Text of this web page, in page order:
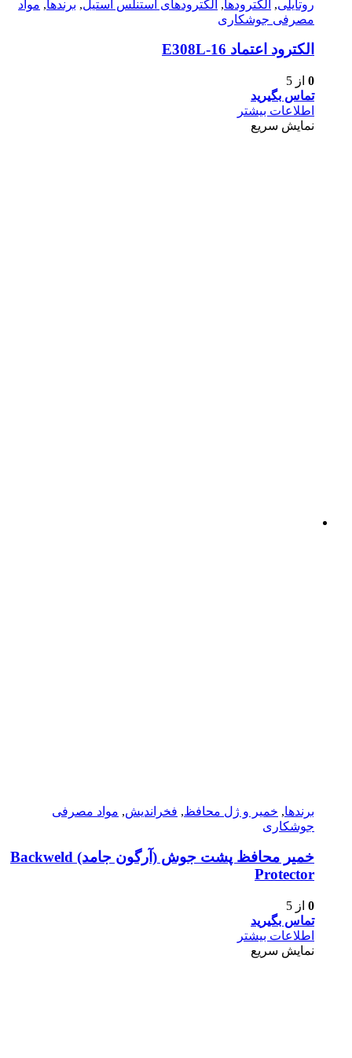
روتایلی, الکترودها, الکترودهای استنلس استیل, برندها, مواد
مصرفی جوشکاری
الکترود اعتماد E308L-16
0 از 5
تماس بگیرید
اطلاعات بیشتر
نمایش سریع
برندها, خمیر و ژل محافظ, فخراندیش, مواد مصرفی
جوشکاری
خمیر محافظ پشت جوش (آرگون جامد) Backweld
Protector
0 از 5
تماس بگیرید
اطلاعات بیشتر
نمایش سریع